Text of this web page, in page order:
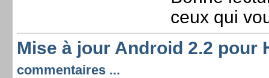
ceux qui
Mise à jour Android 2.2 pour
commentaires ...